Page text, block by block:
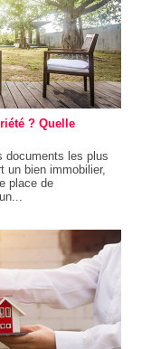
? Quelle
documents les plus
un bien immobilier,
place de